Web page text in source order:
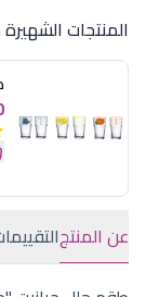
المنتجات
عن المنتج